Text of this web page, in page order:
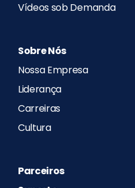
Vídeos sob Demanda
Sobre Nós
Nossa Empresa
Liderança
Carreiras
Cultura
Parceiros